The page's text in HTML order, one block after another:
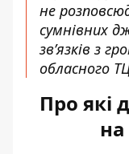
не
сумнівних
звʼязків з
обласного
Про які
на